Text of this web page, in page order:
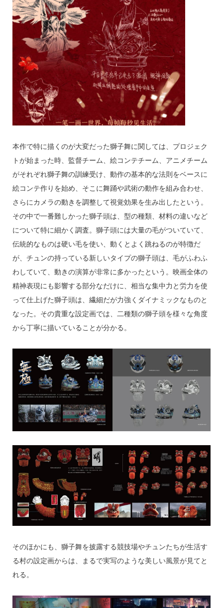
本作で特に描くのが大変だった獅子舞に関しては、プロジェク
トが始まった時、監督チーム、絵コンテチーム、アニメチーム
がそれぞれ獅子舞の訓練受け、動作の基本的な法則をベースに
絵コンテ作りを始め、そこに舞踊や武術の動作を組み合わせ、
さらにカメラの動きを調整して視覚効果を生み出したという。
その中で一番難しかった獅子頭は、型の種類、材料の違いなど
について特に細かく調査。獅子頭には大量の毛がついていて、
伝統的なものは硬い毛を使い、動くとよく跳ねるのが特徴だ
が、チュンの持っている新しいタイプの獅子頭は、毛がふわふ
わしていて、動きの演算が非常に多かったという。映画全体の
精神表現にも影響する部分なだけに、相当な集中力と労力を使
って仕上げた獅子頭は、繊細だが力強くダイナミックなものと
なった。その貴重な設定画では、二種類の獅子頭を様々な角度
から丁寧に描いていることが分かる。
そのほかにも、獅子舞を披露する競技場やチュンたちが生活す
る村の設定画からは、まるで実写のような美しい風景が見てと
れる。